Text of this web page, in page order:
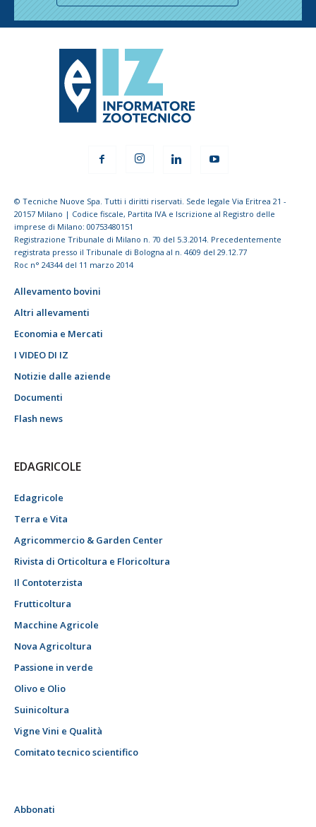
© Tecniche Nuove Spa. Tutti i diritti riservati. Sede legale Via Eritrea 21 -
20157 Milano | Codice fiscale, Partita IVA e Iscrizione al Registro delle
imprese di Milano: 00753480151
Registrazione Tribunale di Milano n. 70 del 5.3.2014. Precedentemente
registrata presso il Tribunale di Bologna al n. 4609 del 29.12.77
Roc n° 24344 del 11 marzo 2014
Allevamento bovini
Altri allevamenti
Economia e Mercati
I VIDEO DI IZ
Notizie dalle aziende
Documenti
Flash news
EDAGRICOLE
Edagricole
Terra e Vita
Agricommercio & Garden Center
Rivista di Orticoltura e Floricoltura
Il Contoterzista
Frutticoltura
Macchine Agricole
Nova Agricoltura
Passione in verde
Olivo e Olio
Suinicoltura
Vigne Vini e Qualità
Comitato tecnico scientifico
Abbonati